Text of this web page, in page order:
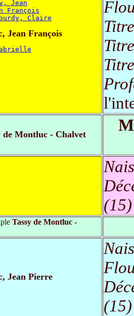
Jean
François
Claire
Jean François
de Montluc - Chalvet
(15)
Tassy de Montluc -
Jean Pierre
(15)